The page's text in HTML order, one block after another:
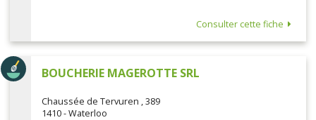
Consulter cette fiche
BOUCHERIE MAGEROTTE SRL
Chaussée de Tervuren , 389
1410 - Waterloo